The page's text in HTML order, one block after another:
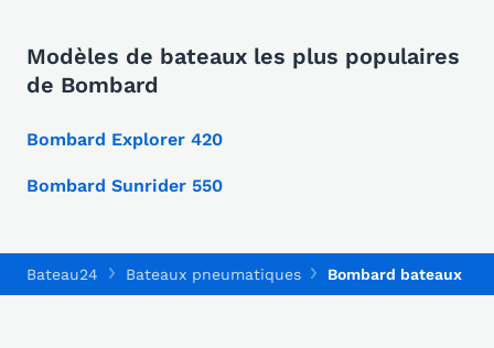
Modèles de bateaux les plus populaires
de Bombard
Bombard Explorer 420
Bombard Sunrider 550
Bateau24 Bateaux pneumatiques Bombard bateaux